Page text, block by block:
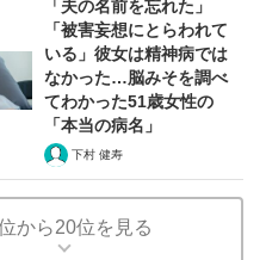
「夫の名前を忘れた」
「被害妄想にとらわれて
いる」彼女は精神病では
なかった…脳みそを調べ
てわかった51歳女性の
「本当の病名」
下村 健寿
から20位を見る